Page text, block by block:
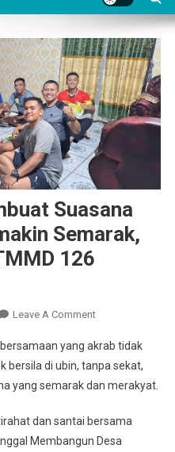
Suasana
Semarak,
126
Leave A CommentOn
Diubin
Membuat
Suasana
Malam
Semakin
yang akrab tidak
bersila di ubin, tanpa sekat,
yang semarak dan merakyat.
dan santai bersama
Membangun Desa